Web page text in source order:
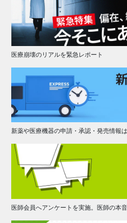
医療崩壊のリアルを緊急レポート
新薬や医療機器の申請・承認・発売情報は
医師会員へアンケートを実施。医師の本音